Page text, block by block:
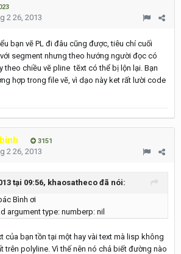
2 26, 2013
bạn vẽ PL đi đâu cũng được, tiêu chí cuối
segment nhưng theo hướng người đọc có
theo chiều vẽ pline tẽxt có thể bị lộn lại. Bạn
hợp trong file vẽ, vì dạo này ket rất lười code
3151
2 26, 2013
tại 09:56, khaosatheco đã nói:
Bình ơi
argument type: numberp: nil
của bạn tồn tại một hay vài text mà lisp không
trên polyline. Vì thế nên nó chả biết đường nào